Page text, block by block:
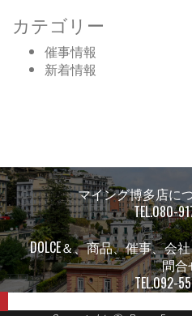
カテゴリー
催事情報
新着情報
マイング博多店に
TEL.080-
DOLCE＆、商品、催事、会
問合
TEL.092-